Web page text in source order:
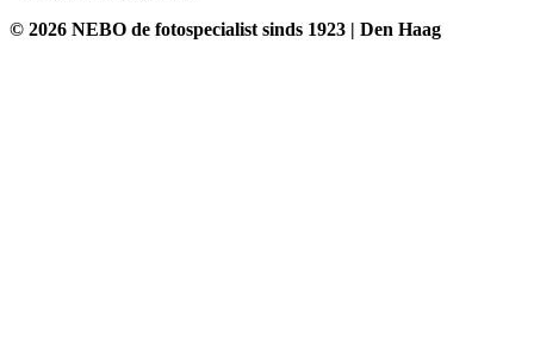
© 2026 NEBO de fotospecialist sinds 1923 | Den Haag